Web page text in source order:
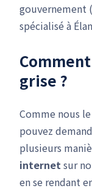
gouvernement
spécialisé à
grise ?
Comme nous
pouvez
plusieurs
internetsur
en se rendant